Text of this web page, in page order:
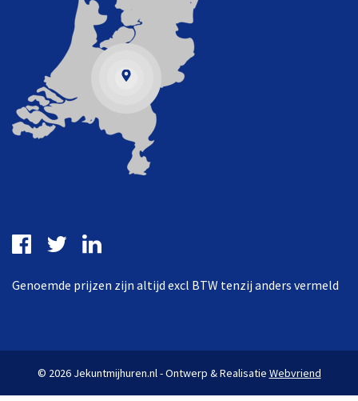
Genoemde prijzen zijn altijd excl BTW tenzij anders vermeld
© 2026 Jekuntmijhuren.nl - Ontwerp & Realisatie Webvriend